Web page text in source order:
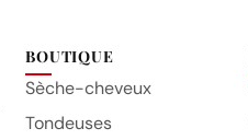
BOUTIQUE
Sèche-cheveux
Tondeuses